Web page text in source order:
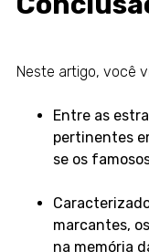
Neste artigo, você
Entre as
pertinentes
se os
marcantes,
na memória